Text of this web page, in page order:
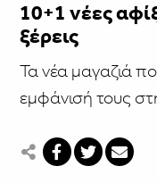
10+1 νέες
ξέρεις
Τα νέα μαγαζιά
εμφάνισή τους